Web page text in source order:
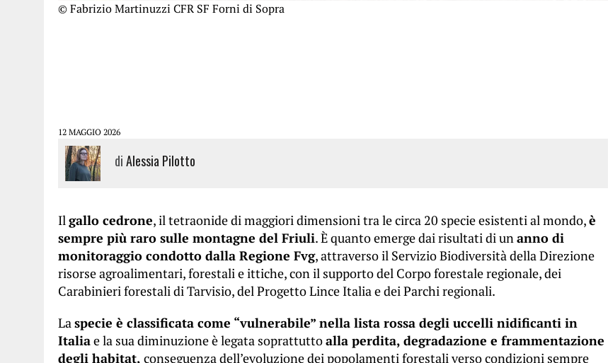
© Fabrizio Martinuzzi CFR SF Forni di Sopra
12 MAGGIO 2026
diAlessia Pilotto
Ilgallo cedrone, il tetraonide di maggiori dimensioni tra le circa 20 specie esistenti al mondo,è
sempre più raro sulle montagne del Friuli. È quanto emerge dai risultati di unanno di
monitoraggio condotto dalla Regione Fvg, attraverso il Servizio Biodiversità della Direzione
risorse agroalimentari, forestali e ittiche, con il supporto del Corpo forestale regionale, dei
Carabinieri forestali di Tarvisio, del Progetto Lince Italia e dei Parchi regionali.
Laspecie è classificata come “vulnerabile” nella lista rossa degli uccelli nidificanti in
Italiae la sua diminuzione è legata soprattuttoalla perdita, degradazione e frammentazione
degli habitat, conseguenza dell’evoluzione dei popolamenti forestali verso condizioni sempre